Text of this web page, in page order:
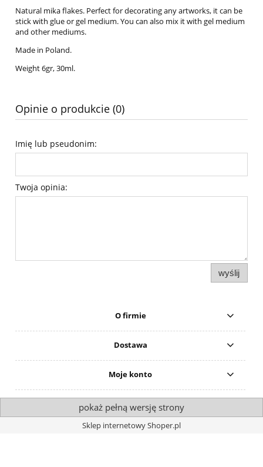
Natural mika flakes. Perfect for decorating any artworks, it can be
stick with glue or gel medium. You can also mix it with gel medium
and other mediums.
Made in Poland.
Weight 6gr, 30ml.
Opinie o produkcie (0)
Imię lub pseudonim:
Twoja opinia:
wyślij
O firmie
Dostawa
Moje konto
pokaż pełną wersję strony
Sklep internetowy Shoper.pl